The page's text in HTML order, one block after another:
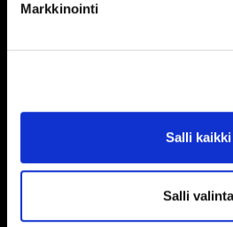
Markkinointi
Salli kaikki
Salli valinta
TILASTOIHIN
1. 60 35 3 6
7 2